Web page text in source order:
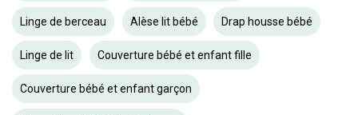
Linge de berceau Alèse lit bébé Drap housse bébé
Linge de lit Couverture bébé et enfant fille
Couverture bébé et enfant garçon